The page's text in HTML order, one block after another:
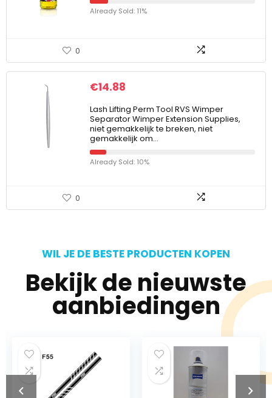
Already Sold: 11%
0
€14.88
Lash Lifting Perm Tool RVS Wimper
Separator Wimper Extension Supplies,
niet gemakkelijk te breken, niet
gemakkelijk om…
Already Sold: 10%
0
WIL JE DE BESTE PRODUCTEN KOPEN
Bekijk de nieuwste
aanbiedingen